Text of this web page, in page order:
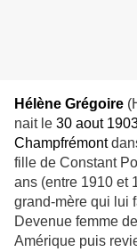
Hélène Grégoire
nait le 30 aout
Champfrémont
fille de Constant
ans (entre 1910 et
grand-mère qui lui
Devenue femme
Amérique puis